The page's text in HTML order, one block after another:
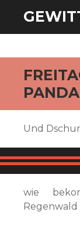
PANDA
Und
wie
Regenwald